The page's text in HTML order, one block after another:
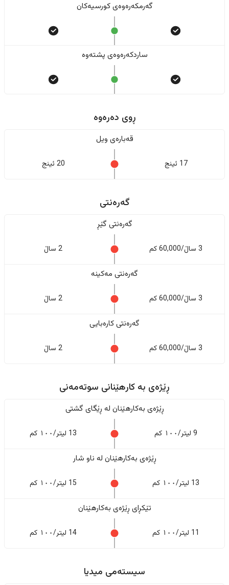
گەرمکەرەوەی کورسیەکان
ساردکەرەوەی پشتەوە
ڕوی دەرەوە
قەبارەی ویل
17 ئینج 20 ئینج
گەرەنتی
گەرەنتی گێڕ
3 ساڵ/60,000 کم 2 ساڵ
گەرەنتی مەکینە
3 ساڵ/60,000 کم 2 ساڵ
گەرەنتی کارەبایی
3 ساڵ/60,000 کم 2 ساڵ
ڕێژەى به کارهێنانی سوتەمەنی
ڕێژەى بەکارهێنان له ڕێگای گشتی
9 لیتر/١٠٠ کم 13 لیتر/١٠٠ کم
ڕێژەى بەکارهێنان له ناو شار
13 لیتر/١٠٠ کم 15 لیتر/١٠٠ کم
تێکڕای ڕێژەى بەکارهێنان
11 لیتر/١٠٠ کم 14 لیتر/١٠٠ کم
سیستەمی میدیا